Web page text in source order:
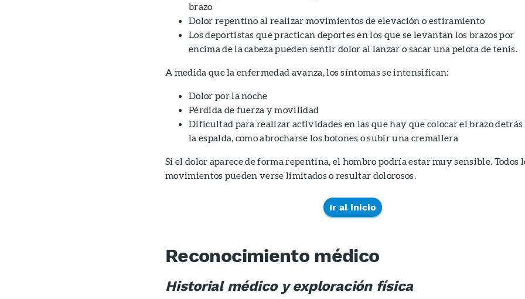
brazo
Dolor repentino al realizar movimientos de elevación o estiramiento
Los deportistas que practican deportes en los que se levantan los brazos por
encima de la cabeza pueden sentir dolor al lanzar o sacar una pelota de tenis.
A medida que la enfermedad avanza, los síntomas se intensifican:
Dolor por la noche
Pérdida de fuerza y movilidad
Dificultad para realizar actividades en las que hay que colocar el brazo detrás
la espalda, como abrocharse los botones o subir una cremallera
Si el dolor aparece de forma repentina, el hombro podría estar muy sensible. Todos
movimientos pueden verse limitados o resultar dolorosos.
Ir al inicio
Reconocimiento médico
Historial médico y exploración física